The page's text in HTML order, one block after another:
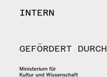
INTERN
GEFÖRDERT DURCH